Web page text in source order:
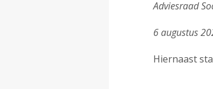
Adviesraad
6 augustus
Hiernaast